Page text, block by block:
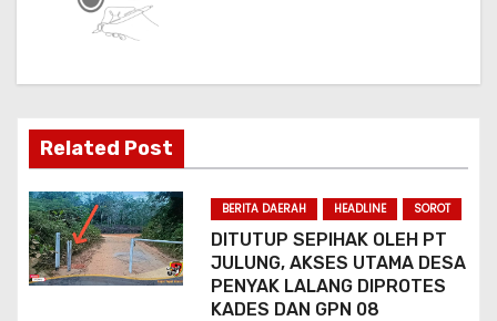
o
sRelated Post
BERITA DAERAH HEADLINE SOROT
DITUTUP SEPIHAK OLEH PT
JULUNG, AKSES UTAMA DESA
PENYAK LALANG DIPROTES
KADES DAN GPN 08